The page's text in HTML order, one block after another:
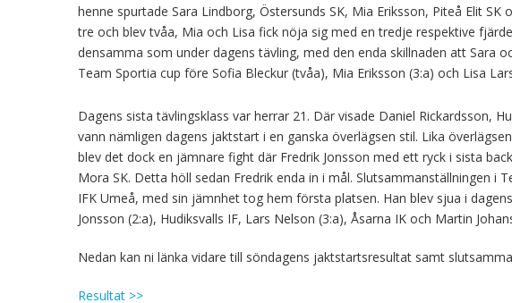
henne spurtade Sara Lindborg, Östersunds SK, Mia Eriksson, Piteå Elit
tre och blev tvåa, Mia och Lisa fick nöja sig med en tredje respektive
densamma som under dagens tävling, med den enda skillnaden att Sara
Team Sportia cup före Sofia Bleckur (tvåa), Mia Eriksson (3:a) och Lisa
Dagens sista tävlingsklass var herrar 21. Där visade Daniel Rickardsson,
vann nämligen dagens jaktstart i en ganska överlägsen stil. Lika
blev det dock en jämnare fight där Fredrik Jonsson med ett ryck i sista
Mora SK. Detta höll sedan Fredrik enda in i mål. Slutsammanställningen i
IFK Umeå, med sin jämnhet tog hem första platsen. Han blev sjua i
Jonsson (2:a), Hudiksvalls IF, Lars Nelson (3:a), Åsarna IK och Martin
Nedan kan ni länka vidare till söndagens jaktstartsresultat samt
Resultat >>